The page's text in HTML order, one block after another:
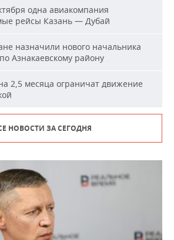
одна авиакомпания
рейсы Казань — Дубай
назначили нового начальника
Азнакаевскому району
2,5 месяца ограничат движение
НОВОСТИ ЗА СЕГОДНЯ